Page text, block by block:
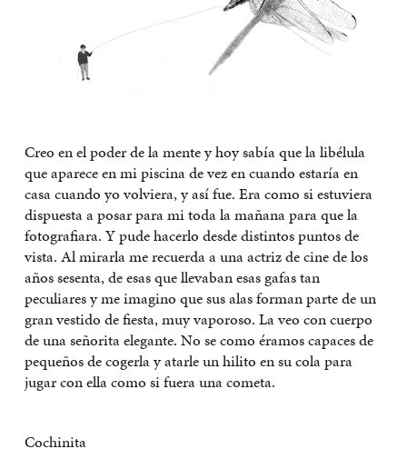
Creo en el poder de la mente y hoy sabía que la libélula
que aparece en mi piscina de vez en cuando estaría en
casa cuando yo volviera, y así fue. Era como si estuviera
dispuesta a posar para mi toda la mañana para que la
fotografiara. Y pude hacerlo desde distintos puntos de
vista. Al mirarla me recuerda a una actriz de cine de los
años sesenta, de esas que llevaban esas gafas tan
peculiares y me imagino que sus alas forman parte de un
gran vestido de fiesta, muy vaporoso. La veo con cuerpo
de una señorita elegante. No se como éramos capaces de
pequeños de cogerla y atarle un hilito en su cola para
jugar con ella como si fuera una cometa.
Cochinita